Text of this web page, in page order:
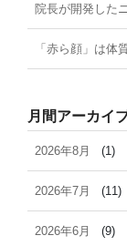
院長が開発した
「赤ら顔」は
月間アーカイ
2026年8月 (1)
2026年7月 (11)
2026年6月 (9)